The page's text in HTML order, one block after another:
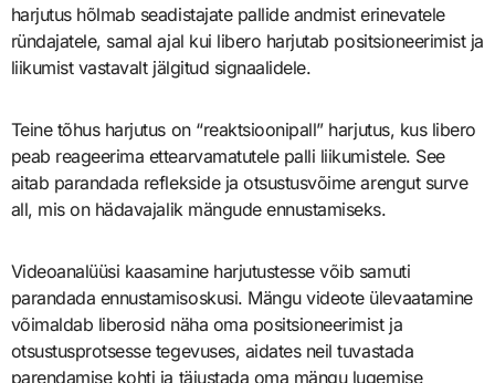
harjutus hõlmab seadistajate pallide andmist erinevatele
ründajatele, samal ajal kui libero harjutab positsioneerimist ja
liikumist vastavalt jälgitud signaalidele.
Teine tõhus harjutus on “reaktsioonipall” harjutus, kus libero
peab reageerima ettearvamatutele palli liikumistele. See
aitab parandada reflekside ja otsustusvõime arengut surve
all, mis on hädavajalik mängude ennustamiseks.
Videoanalüüsi kaasamine harjutustesse võib samuti
parandada ennustamisoskusi. Mängu videote ülevaatamine
võimaldab liberosid näha oma positsioneerimist ja
otsustusprotsesse tegevuses, aidates neil tuvastada
parendamise kohti ja täiustada oma mängu lugemise